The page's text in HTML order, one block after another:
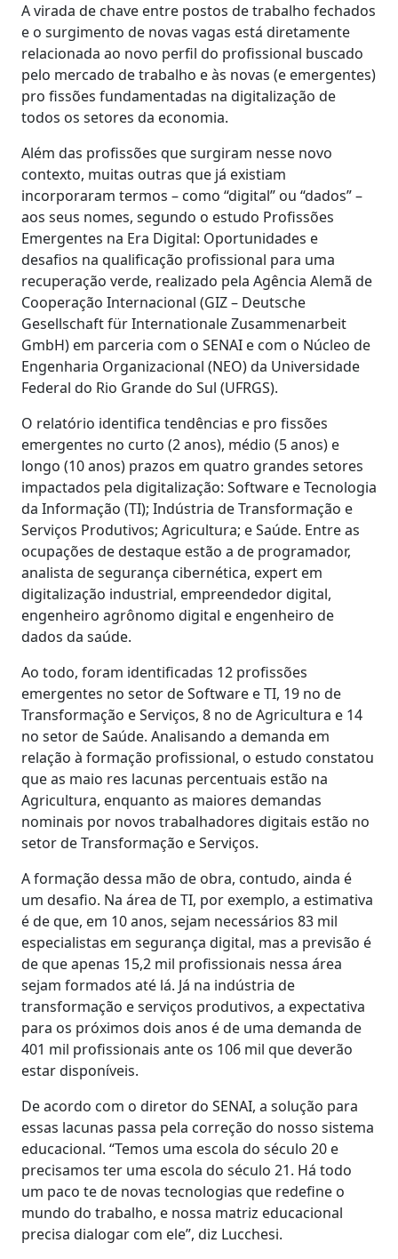
A virada de chave entre postos de trabalho fechados
e o surgimento de novas vagas está diretamente
relacionada ao novo perfil do profissional buscado
pelo mercado de trabalho e às novas (e emergentes)
pro fissões fundamentadas na digitalização de
todos os setores da economia.
Além das profissões que surgiram nesse novo
contexto, muitas outras que já existiam
incorporaram termos – como “digital” ou “dados” –
aos seus nomes, segundo o estudo Profissões
Emergentes na Era Digital: Oportunidades e
desafios na qualificação profissional para uma
recuperação verde, realizado pela Agência Alemã de
Cooperação Internacional (GIZ – Deutsche
Gesellschaft für Internationale Zusammenarbeit
GmbH) em parceria com o SENAI e com o Núcleo de
Engenharia Organizacional (NEO) da Universidade
Federal do Rio Grande do Sul (UFRGS).
O relatório identifica tendências e pro fissões
emergentes no curto (2 anos), médio (5 anos) e
longo (10 anos) prazos em quatro grandes setores
impactados pela digitalização: Software e Tecnologia
da Informação (TI); Indústria de Transformação e
Serviços Produtivos; Agricultura; e Saúde. Entre as
ocupações de destaque estão a de programador,
analista de segurança cibernética, expert em
digitalização industrial, empreendedor digital,
engenheiro agrônomo digital e engenheiro de
dados da saúde.
Ao todo, foram identificadas 12 profissões
emergentes no setor de Software e TI, 19 no de
Transformação e Serviços, 8 no de Agricultura e 14
no setor de Saúde. Analisando a demanda em
relação à formação profissional, o estudo constatou
que as maio res lacunas percentuais estão na
Agricultura, enquanto as maiores demandas
nominais por novos trabalhadores digitais estão no
setor de Transformação e Serviços.
A formação dessa mão de obra, contudo, ainda é
um desafio. Na área de TI, por exemplo, a estimativa
é de que, em 10 anos, sejam necessários 83 mil
especialistas em segurança digital, mas a previsão é
de que apenas 15,2 mil profissionais nessa área
sejam formados até lá. Já na indústria de
transformação e serviços produtivos, a expectativa
para os próximos dois anos é de uma demanda de
401 mil profissionais ante os 106 mil que deverão
estar disponíveis.
De acordo com o diretor do SENAI, a solução para
essas lacunas passa pela correção do nosso sistema
educacional. “Temos uma escola do século 20 e
precisamos ter uma escola do século 21. Há todo
um paco te de novas tecnologias que redefine o
mundo do trabalho, e nossa matriz educacional
precisa dialogar com ele”, diz Lucchesi.